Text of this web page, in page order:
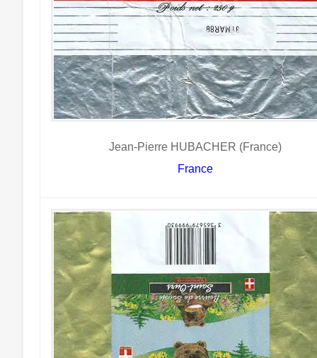
Jean-Pierre HUBACHER (France)
France